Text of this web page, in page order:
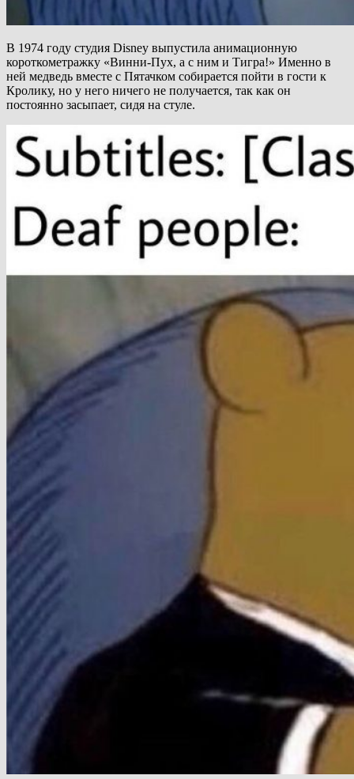
В 1974 году студия Disney выпустила анимационную
короткометражку «Винни-Пух, а с ним и Тигра!» Именно в
ней медведь вместе с Пятачком собирается пойти в гости к
Кролику, но у него ничего не получается, так как он
постоянно засыпает, сидя на стуле.